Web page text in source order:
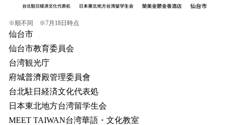
※順不同 ※7月18日時点
仙台市
仙台市教育委員会
台湾観光庁
府城普濟殿管理委員會
台北駐日経済文化代表処
日本東北地方台湾留学生会
MEET TAIWAN台湾華語・文化教室